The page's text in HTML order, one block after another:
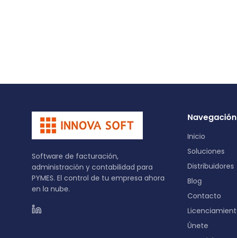
Software de facturación,
administración y contabilidad para
PYMES. El control de tu empresa ahora
en la nube.
Navegación
Inicio
Soluciones
Distribuidores
Blog
Contacto
Únete